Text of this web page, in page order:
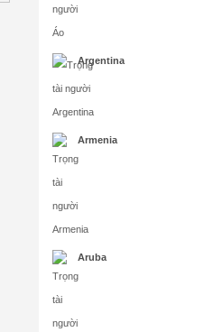
Argentina
Armenia
Aruba